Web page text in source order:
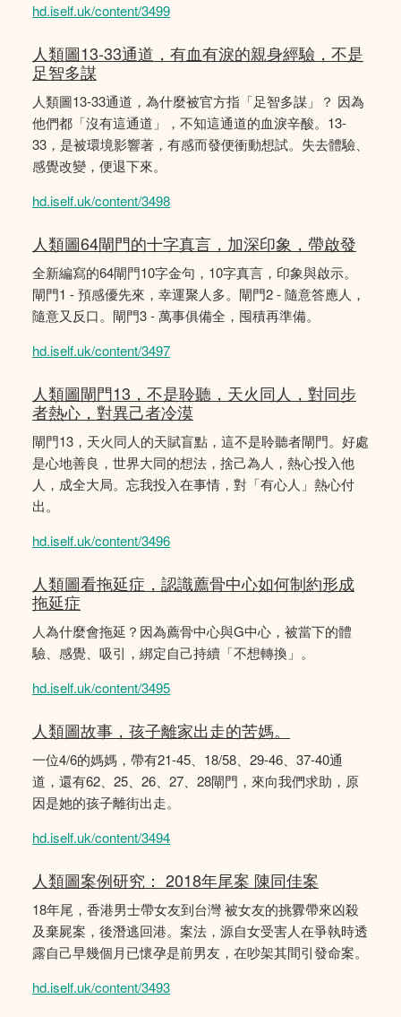
hd.iself.uk/content/3499
人類圖13-33通道，有血有淚的親身經驗，不是
足智多謀
人類圖13-33通道，為什麼被官方指「足智多謀」？ 因為
他們都「沒有這通道」，不知這通道的血淚辛酸。13-
33，是被環境影響著，有感而發便衝動想試。失去體驗、
感覺改變，便退下來。
hd.iself.uk/content/3498
人類圖64閘門的十字真言，加深印象，帶啟發
全新編寫的64閘門10字金句，10字真言，印象與啟示。
閘門1 - 預感優先來，幸運聚人多。閘門2 - 隨意答應人，
隨意又反口。閘門3 - 萬事俱備全，囤積再準備。
hd.iself.uk/content/3497
人類圖閘門13，不是聆聽，天火同人，對同步
者熱心，對異己者冷漠
閘門13，天火同人的天賦盲點，這不是聆聽者閘門。好處
是心地善良，世界大同的想法，捨己為人，熱心投入他
人，成全大局。忘我投入在事情，對「有心人」熱心付
出。
hd.iself.uk/content/3496
人類圖看拖延症，認識薦骨中心如何制約形成
拖延症
人為什麼會拖延？因為薦骨中心與G中心，被當下的體
驗、感覺、吸引，綁定自己持續「不想轉換」。
hd.iself.uk/content/3495
人類圖故事，孩子離家出走的苦媽。
一位4/6的媽媽，帶有21-45、18/58、29-46、37-40通
道，還有62、25、26、27、28閘門，來向我們求助，原
因是她的孩子離街出走。
hd.iself.uk/content/3494
人類圖案例研究： 2018年尾案 陳同佳案
18年尾，香港男士帶女友到台灣 被女友的挑釁帶來凶殺
及棄屍案，後潛逃回港。案法，源自女受害人在爭執時透
露自己早幾個月已懷孕是前男友，在吵架其間引發命案。
hd.iself.uk/content/3493